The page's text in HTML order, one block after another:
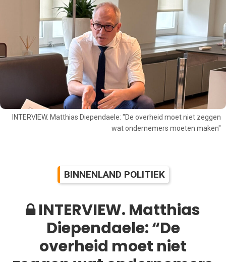
INTERVIEW. Matthias Diependaele: "De overheid moet niet zeggen
wat ondernemers moeten maken"
BINNENLAND POLITIEK
INTERVIEW. Matthias
Diependaele: “De
overheid moet niet